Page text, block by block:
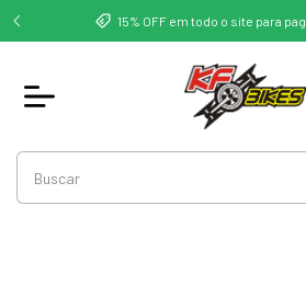
- 15% OFF em todo o site para